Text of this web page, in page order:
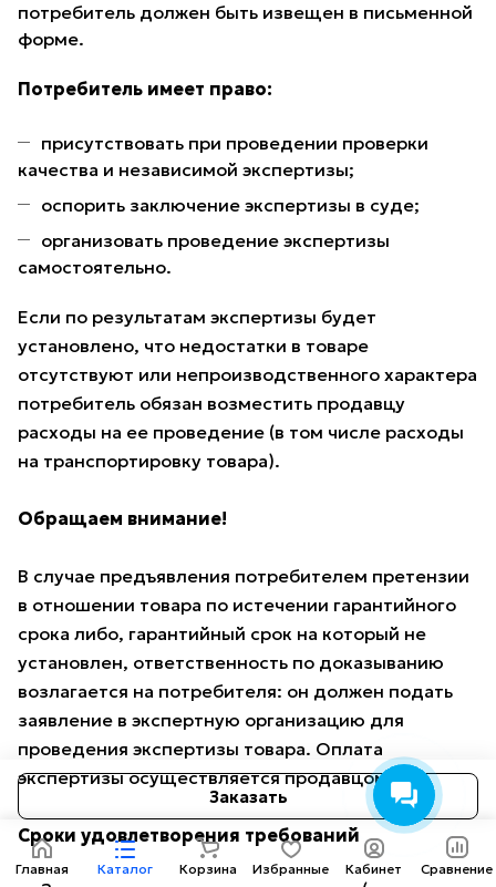
Заказать
потребитель должен быть извещен в письменной
форме.
Потребитель имеет право:
присутствовать при проведении проверки
качества и независимой экспертизы;
оспорить заключение экспертизы в суде;
организовать проведение экспертизы
самостоятельно.
Если по результатам экспертизы будет
установлено, что недостатки в товаре
отсутствуют или непроизводственного характера
потребитель обязан возместить продавцу
расходы на ее проведение (в том числе расходы
на транспортировку товара).
Обращаем внимание!
В случае предъявления потребителем претензии
в отношении товара по истечении гарантийного
срока либо, гарантийный срок на который не
установлен, ответственность по доказыванию
возлагается на потребителя: он должен подать
заявление в экспертную организацию для
проведения экспертизы товара. Оплата
экспертизы осуществляется продавцом.
Сроки удовлетворения требований
Главная Каталог Корзина Избранные Кабинет Сравнение